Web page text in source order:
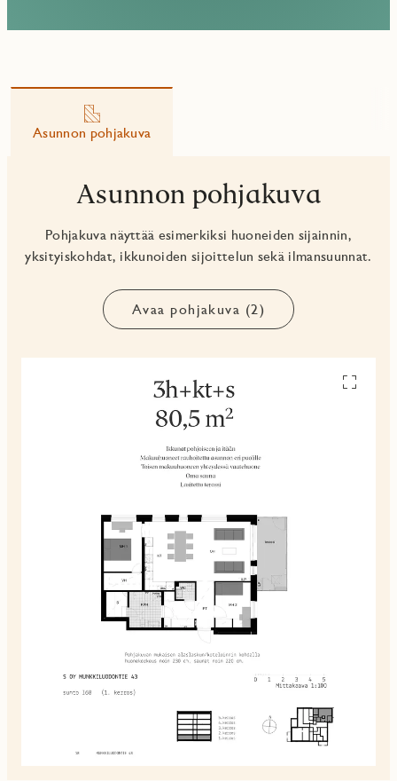
Asunnon pohjakuva
Asunnon pohjakuva
Pohjakuva näyttää esimerkiksi huoneiden sijainnin,
yksityiskohdat, ikkunoiden sijoittelun sekä ilmansuunnat.
Avaa pohjakuva (2)
Avaa